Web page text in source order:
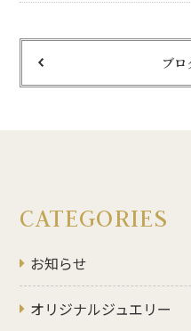
ブ
CATEGORIES
お知らせ
オリジナルジュエリー